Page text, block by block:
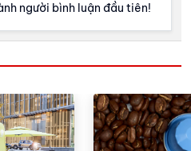
người bình luận đầu tiên!